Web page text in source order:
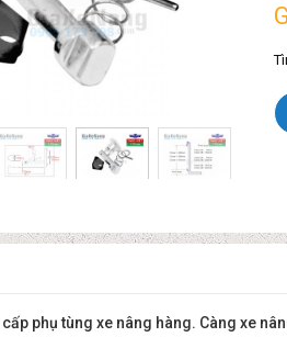
phụ tùng xe nâng hàng. Càng xe